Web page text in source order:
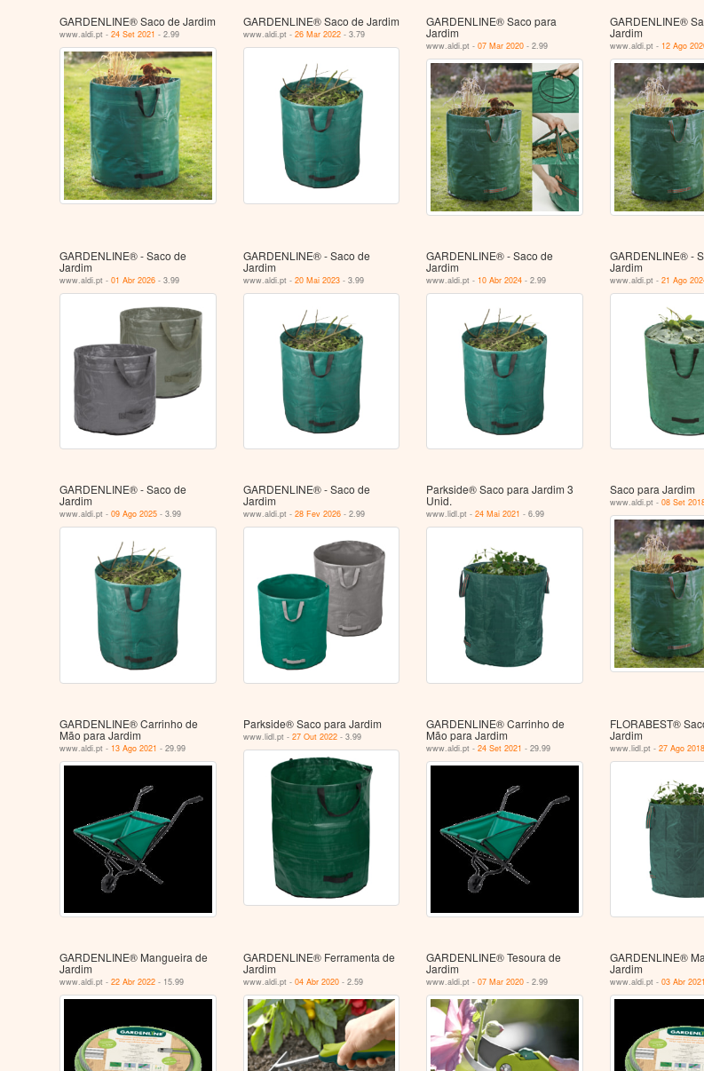
GARDENLINE® Saco de Jardim
www.aldi.pt -24 Set 2021 - 2.99
GARDENLINE® Saco de Jardim
www.aldi.pt - 26 Mar 2022- 3.79
GARDENLINE® Saco para
Jardim
www.aldi.pt -07 Mar 2020 - 2.99
GARDENLINE®
Jardim
www.aldi.pt - 12 Ago
GARDENLINE® - Saco de
Jardim
www.aldi.pt -01 Abr 2026 - 3.99
GARDENLINE® - Saco de
Jardim
www.aldi.pt - 20 Mai 2023- 3.99
GARDENLINE® - Saco de
Jardim
www.aldi.pt - 10 Abr 2024 - 2.99
GARDENLINE® -
Jardim
www.aldi.pt - 21 Ago
GARDENLINE® - Saco de
Jardim
www.aldi.pt -09 Ago 2025 - 3.99
GARDENLINE® - Saco de
Jardim
www.aldi.pt - 28 Fev 2026- 2.99
Parkside® Saco para Jardim 3
Unid.
www.lidl.pt -24 Mai 2021 - 6.99
Saco para Jardim
www.aldi.pt - 08 Set
GARDENLINE® Carrinho de
Mão para Jardim
www.aldi.pt - 13 Ago 2021 - 29.99
Parkside® Saco para Jardim
www.lidl.pt - 27 Out 2022- 3.99
GARDENLINE® Carrinho de
Mão para Jardim
www.aldi.pt -24 Set 2021 - 29.99
FLORABEST®
Jardim
www.lidl.pt - 27 Ago 2018
GARDENLINE® Mangueira de
Jardim
www.aldi.pt -22 Abr 2022 - 15.99
GARDENLINE® Ferramenta de
Jardim
www.aldi.pt - 04 Abr 2020- 2.59
GARDENLINE® Tesoura de
Jardim
www.aldi.pt -07 Mar 2020 - 2.99
GARDENLINE®
Jardim
www.aldi.pt - 03 Abr 2021